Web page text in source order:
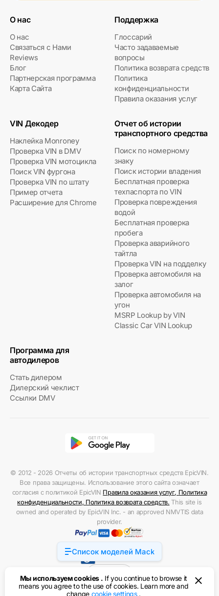
Список моделей Mack
О нас
О нас
Связаться с Нами
Reviews
Блог
Партнерская программа
Карта Сайта
Поддержка
Глоссарий
Часто задаваемые
вопросы
Политика возврата средств
Политика
конфиденциальности
Правила оказания услуг
VIN Декодер
Наклейка Monroney
Проверка VIN в DMV
Проверка VIN мотоцикла
Поиск VIN фургона
Проверка VIN по штату
Пример отчета
Расширение для Chrome
Отчет об истории
транспортного средства
Поиск по номерному
знаку
Поиск истории владения
Бесплатная проверка
техпаспорта по VIN
Проверка повреждения
водой
Бесплатная проверка
пробега
Проверка аварийного
тайтла
Проверка VIN на подделку
Проверка автомобиля на
залог
Проверка автомобиля на
угон
MSRP Lookup by VIN
Classic Car VIN Lookup
Программа для
автодилеров
Стать дилером
Дилерский чеклист
Ссылки DMV
© 2012 - 2026 Отчеты об истории транспортных средств EpicVIN.
Все права защищены. Использование этого сайта означает
согласия с политикой EpicVIN Правила оказания услуг, Политика
конфиденциальности, Политика возврата средств. This site is
owned and operated by EpicVIN Inc. - an approved NMVTIS data
provider.
США
Accessibility
Мы используем cookies . If you continue to browse it
means you agree to the use of cookies. Learn more and
change cookie settings.